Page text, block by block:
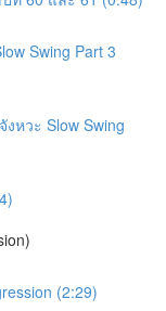
Swing Part 3
หวะ Slow Swing
(2:29)